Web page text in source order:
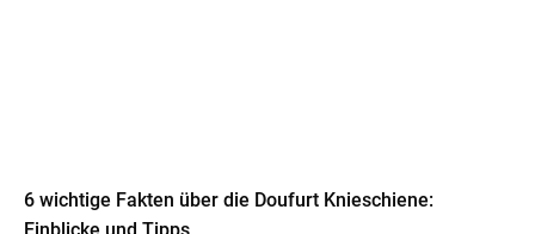
6 wichtige Fakten über die Doufurt Knieschiene: